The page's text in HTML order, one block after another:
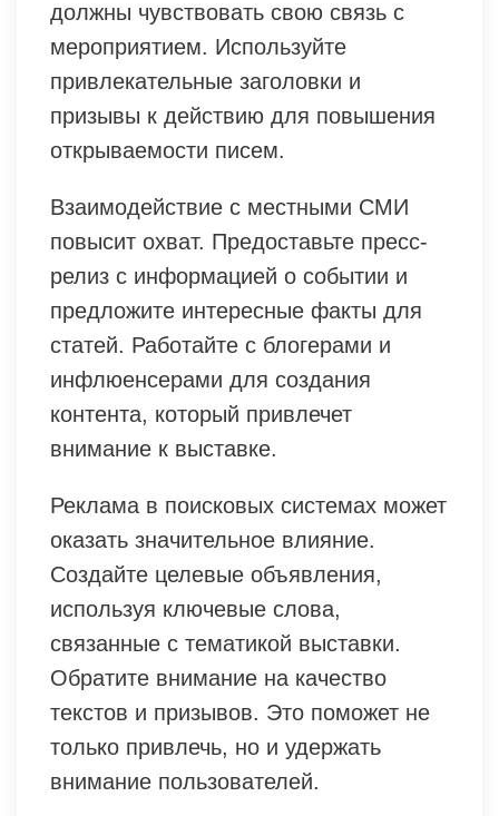
должны чувствовать свою связь с
мероприятием. Используйте
привлекательные заголовки и
призывы к действию для повышения
открываемости писем.
Взаимодействие с местными СМИ
повысит охват. Предоставьте пресс-
релиз с информацией о событии и
предложите интересные факты для
статей. Работайте с блогерами и
инфлюенсерами для создания
контента, который привлечет
внимание к выставке.
Реклама в поисковых системах может
оказать значительное влияние.
Создайте целевые объявления,
используя ключевые слова,
связанные с тематикой выставки.
Обратите внимание на качество
текстов и призывов. Это поможет не
только привлечь, но и удержать
внимание пользователей.